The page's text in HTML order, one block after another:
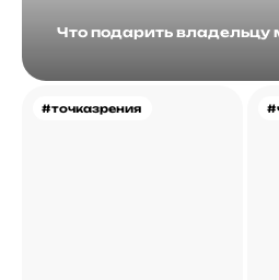
Что подарить владельцу
#точказрения